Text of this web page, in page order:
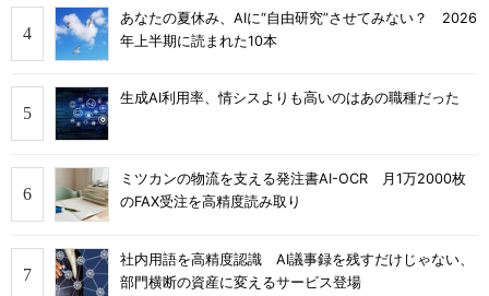
あなたの夏休み、AIに“自由研究”させてみない？ 2026
年上半期に読まれた10本
生成AI利用率、情シスよりも高いのはあの職種だった
ミツカンの物流を支える発注書AI-OCR 月1万2000枚
のFAX受注を高精度読み取り
社内用語を高精度認識 AI議事録を残すだけじゃない、
部門横断の資産に変えるサービス登場